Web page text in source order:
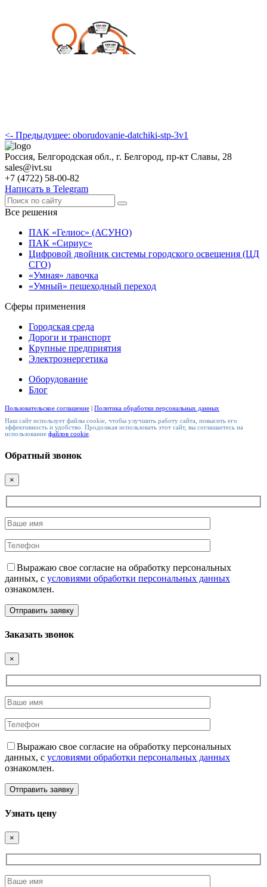
<- Предыдущее: oborudovanie-datchiki-stp-3v1
Россия, Белгородская обл., г. Белгород, пр-кт Славы, 28
sales@ivt.su
+7 (4722) 58-00-82
Написать в Telegram
Все решения
ПАК «Гелиос» (АСУНО)
ПАК «Сириус»
Цифровой двойник системы городского освещения (ЦД
СГО)
«Умная» лавочка
«Умный» пешеходный переход
Сферы применения
Городская среда
Дороги и транспорт
Крупные предприятия
Электроэнергетика
Оборудование
Блог
Пользовательское соглашение
Политика обработки персональных данных
Наш сайт использует файлы cookie, чтобы улучшить работу сайта, повысить его
эффективность и удобство. Продолжая использовать этот сайт, вы соглашаетесь на
использование файлов cookie.
Обратный звонок
×
Выражаю свое согласие на обработку персональных
данных, с условиями обработки персональных данных
ознакомлен.
Заказать звонок
×
Выражаю свое согласие на обработку персональных
данных, с условиями обработки персональных данных
ознакомлен.
Узнать цену
×